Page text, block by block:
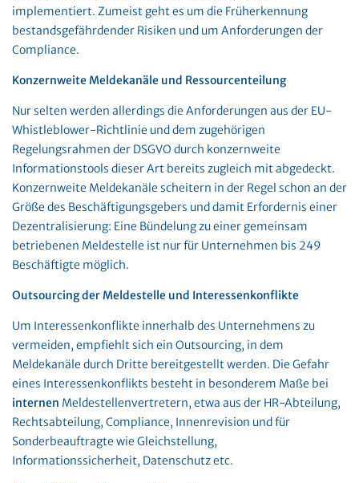
implementiert. Zumeist geht es um die Früherkennung
bestandsgefährdender Risiken und um Anforderungen der
Compliance.
Konzernweite Meldekanäle und Ressourcenteilung
Nur selten werden allerdings die Anforderungen aus der EU-
Whistleblower-Richtlinie und dem zugehörigen
Regelungsrahmen der DSGVO durch konzernweite
Informationstools dieser Art bereits zugleich mit abgedeckt.
Konzernweite Meldekanäle scheitern in der Regel schon an der
Größe des Beschäftigungsgebers und damit Erfordernis einer
Dezentralisierung: Eine Bündelung zu einer gemeinsam
betriebenen Meldestelle ist nur für Unternehmen bis 249
Beschäftigte möglich.
Outsourcing der Meldestelle und Interessenkonflikte
Um Interessenkonflikte innerhalb des Unternehmens zu
vermeiden, empfiehlt sich ein Outsourcing, in dem
Meldekanäle durch Dritte bereitgestellt werden. Die Gefahr
eines Interessenkonflikts besteht in besonderem Maße bei
internen Meldestellenvertretern, etwa aus der HR-Abteilung,
Rechtsabteilung, Compliance, Innenrevision und für
Sonderbeauftragte wie Gleichstellung,
Informationssicherheit, Datenschutz etc.